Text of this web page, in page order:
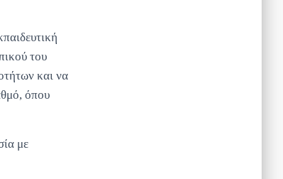
του
και να
όπου
με